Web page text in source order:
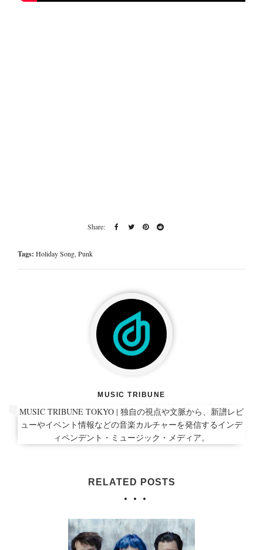
Tags: Holiday Song,Punk
MUSIC TRIBUNE
MUSIC TRIBUNE TOKYO | 独自の視点や文脈から、新譜レビ
ューやイベント情報などの音楽カルチャーを発信するインデ
ィペンデント・ミュージック・メディア。
RELATED POSTS